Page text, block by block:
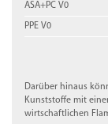
ASA+PC V0
PPE V0
Darüber hinaus
Kunststoffe mit
wirtschaftlichen